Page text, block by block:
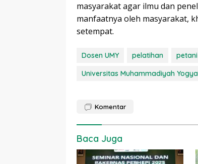
masyarakat agar ilmu dan
manfaatnya oleh masyarakat,
setempat.
Dosen UMY pelatihan
Universitas Muhammadiyah
Komentar
Baca Juga